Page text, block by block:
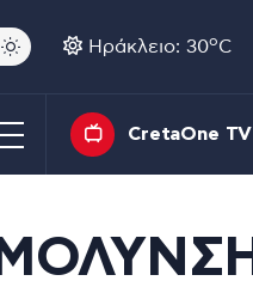
Ηράκλειο: 30oC
CretaOne TV
ΜΟΛΥΝΣΗ